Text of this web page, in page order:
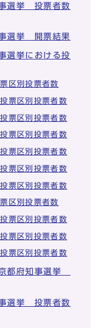
選挙 投票者数
選挙 開票結果
選挙における投
区別投票者数
票区別投票者数
票区別投票者数
票区別投票者数
票区別投票者数
票区別投票者数
票区別投票者数
区別投票者数
票区別投票者数
票区別投票者数
票区別投票者数
都府知事選挙
選挙 投票者数